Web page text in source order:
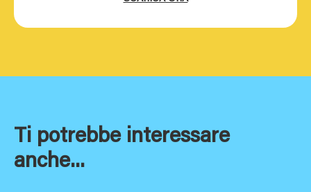
Ti potrebbe interessare
anche...